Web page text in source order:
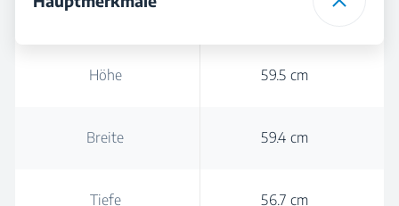
Höhe 59.5 cm
Breite 59.4 cm
Tiefe 56.7 cm